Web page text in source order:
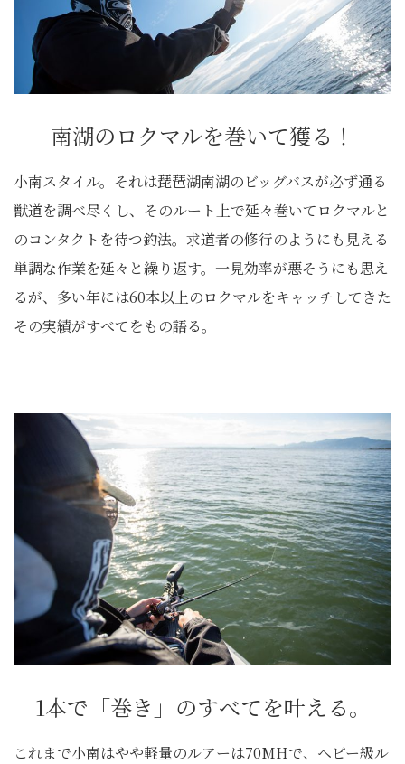
南湖のロクマルを巻いて獲る！
小南スタイル。それは琵琶湖南湖のビッグバスが必ず通る
獣道を調べ尽くし、そのルート上で延々巻いてロクマルと
のコンタクトを待つ釣法。求道者の修行のようにも見える
単調な作業を延々と繰り返す。一見効率が悪そうにも思え
るが、多い年には60本以上のロクマルをキャッチしてきた
その実績がすべてをもの語る。
1本で「巻き」のすべてを叶える。
これまで小南はやや軽量のルアーは70MHで、ヘビー級ル